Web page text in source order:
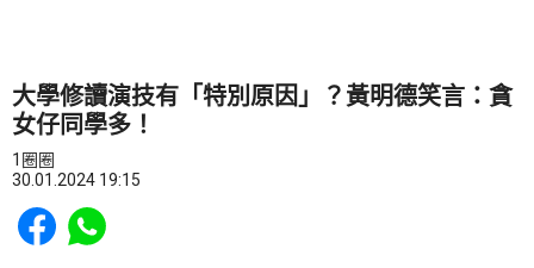
大學修讀演技有「特別原因」？黃明德笑言：貪
女仔同學多！
1圈圈
30.01.2024 19:15
Share to Facebook
Share to WhatsApp